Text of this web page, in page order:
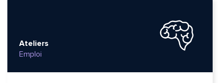
Ateliers
Emploi